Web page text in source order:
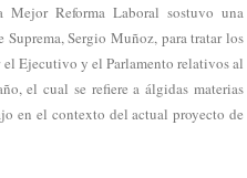
Mejor Reforma Laboral sostuvo una
Sergio Muñoz, para tratar los
Ejecutivo y el Parlamento relativos al
el cual se refiere a álgidas materias
en el contexto del actual proyecto de